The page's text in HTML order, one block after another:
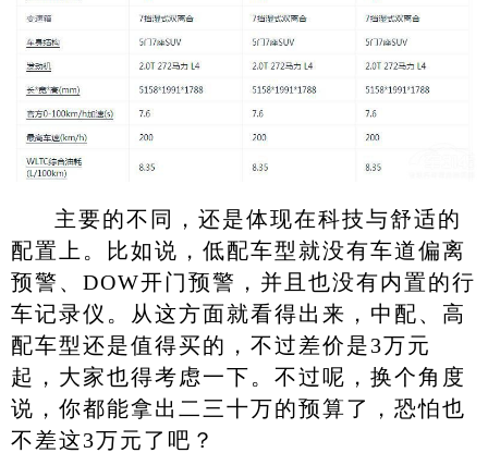
主要的不同，还是体现在科技与舒适的
配置上。比如说，低配车型就没有车道偏离
预警、DOW开门预警，并且也没有内置的行
车记录仪。从这方面就看得出来，中配、高
配车型还是值得买的，不过差价是3万元
起，大家也得考虑一下。不过呢，换个角度
说，你都能拿出二三十万的预算了，恐怕也
不差这3万元了吧？